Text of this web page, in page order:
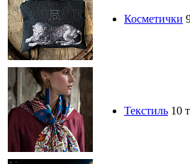
Косметички
Текстиль 10